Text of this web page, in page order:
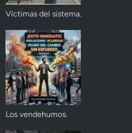
Víctimas del sistema.
Los vendehumos.